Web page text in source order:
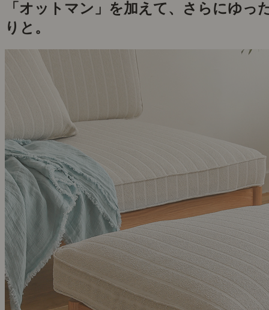
「オットマン」を加えて、さらにゆっ
りと。